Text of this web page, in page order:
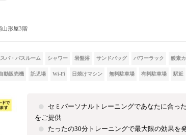
山形屋3階
スパ・バスルーム シャワー 岩盤浴 サンドバッグ パワーラック 酸素
動販売機 託児場 Wi-Fi 日焼けマシン 無料駐車場 有料駐車場 駅近
セミパーソナルトレーニングであなたに合っ
をご提供
たったの30分トレーニングで最大限の効果を